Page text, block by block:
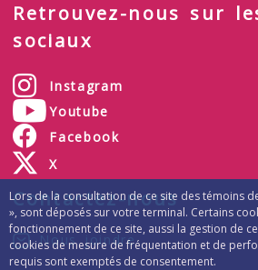
Lors de la consultation de ce site des témoins
», sont déposés sur votre terminal. Certains
fonctionnement de ce site, aussi la gestion de
cookies de mesure de fréquentation et de
requis sont exemptés de consentement.
Retrouvez-nous sur
sociaux
Instagram
Youtube
Facebook
X
Contactez-nous
Nous joindre